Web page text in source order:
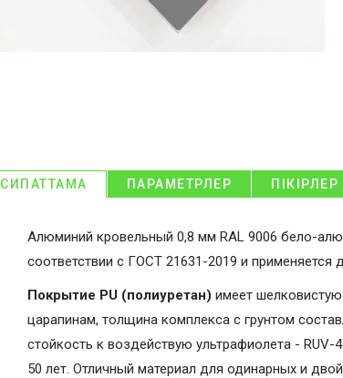
СИПАТТАМА ПАРАМЕТРЛЕР ПІКІРЛЕР
Алюминий кровельный 0,8 мм RAL 9006 бело-
соответствии с ГОСТ 21631-2019 и
Покрытие PU (полиуретан) имеет
царапинам, толщина комплекса с грунтом
стойкость к воздействую ультрафиолета - RUV-
50 лет. Отличный материал для одинарных и